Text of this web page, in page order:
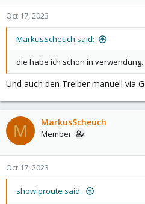
Oct 17, 2023
MarkusScheuch said:
die habe ich schon in verwendung.
Und auch den Treiber manuell via
M MarkusScheuch
Member
Oct 17, 2023
showiproute said: